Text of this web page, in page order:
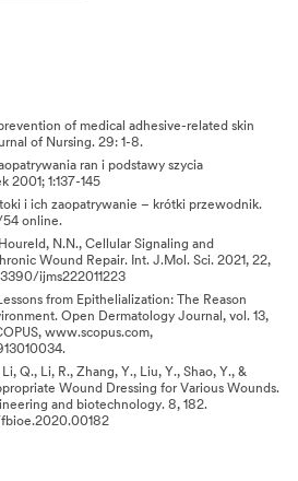
of medical adhesive-related skin
of Nursing. 29: 1-8.
ran i podstawy szycia
2001; 1:137-145
i ich zaopatrywanie – krótki przewodnik.
54 online.
N.N., Cellular Signaling and
Wound Repair. Int. J.Mol. Sci. 2021, 22,
ijms222011223
from Epithelialization: The Reason
Open Dermatology Journal, vol. 13,
www.scopus.com,
Q., Li, R., Zhang, Y., Liu, Y., Shao, Y., &
Wound Dressing for Various Wounds.
and biotechnology. 8, 182.